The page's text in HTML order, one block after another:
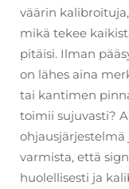
väärin
mikä tekee
pitäisi. Ilman
on lähes aina
tai kantimen
toimii sujuvasti?
varmista, että
huolellisesti ja